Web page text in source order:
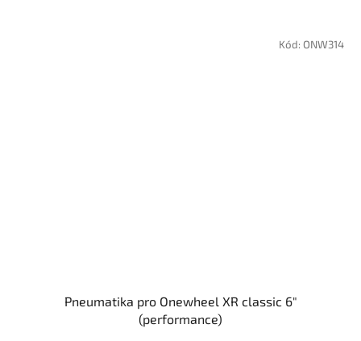
Pneumatika pro Onewheel XR classic 6"
(performance)
Kód: ONW314